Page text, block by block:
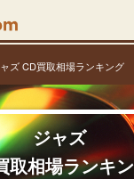
ズ CD買取相場ランキング
ジャズ
取相場ランキ